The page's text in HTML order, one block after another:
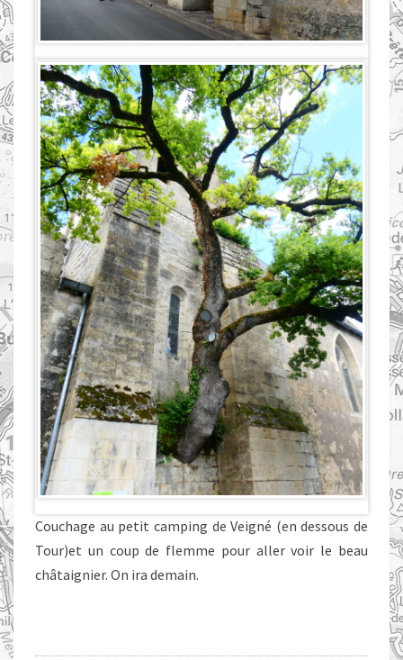
Couchage au petit camping de Veigné (en dessous de
Tour)et un coup de flemme pour aller voir le beau
châtaignier. On ira demain.